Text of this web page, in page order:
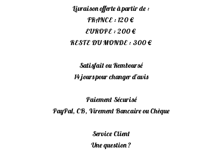
Livraison offerte à partir de :
FRANCE : 120 €
EUROPE : 200 €
RESTE DU MONDE : 300 €
Satisfait ou Remboursé
14 jours pour changer d’avis
Paiement Sécurisé
PayPal, CB, Virement Bancaire ou Chèque
Service Client
Une question ?